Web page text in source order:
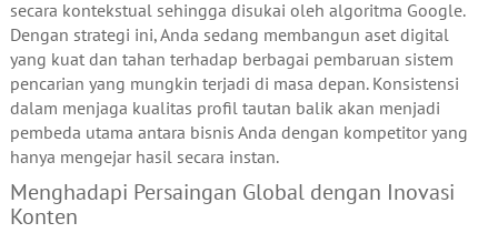
secara kontekstual sehingga disukai oleh algoritma Google.
Dengan strategi ini, Anda sedang membangun aset digital
yang kuat dan tahan terhadap berbagai pembaruan sistem
pencarian yang mungkin terjadi di masa depan. Konsistensi
dalam menjaga kualitas profil tautan balik akan menjadi
pembeda utama antara bisnis Anda dengan kompetitor yang
hanya mengejar hasil secara instan.
Menghadapi Persaingan Global dengan Inovasi
Konten